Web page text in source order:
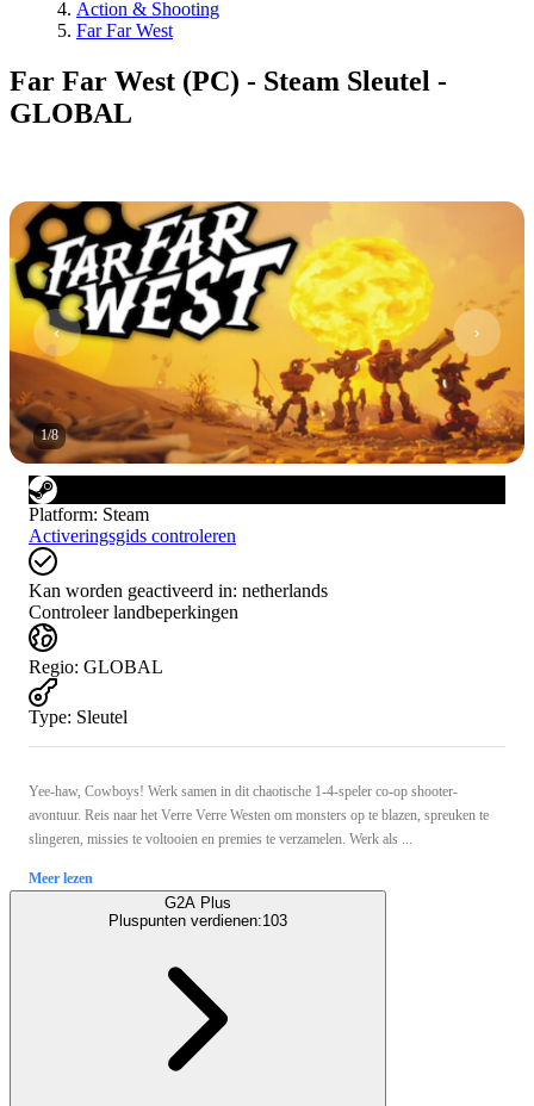
Action & Shooting
Far Far West
Far Far West (PC) - Steam Sleutel -
GLOBAL
1/8
Platform: Steam
Activeringsgids controleren
Kan worden geactiveerd in: netherlands
Controleer landbeperkingen
Regio: GLOBAL
Type: Sleutel
Yee-haw, Cowboys! Werk samen in dit chaotische 1-4-speler co-op shooter-
avontuur. Reis naar het Verre Verre Westen om monsters op te blazen, spreuken te
slingeren, missies te voltooien en premies te verzamelen. Werk als ...
Meer lezen
G2A Plus
Pluspunten verdienen:103